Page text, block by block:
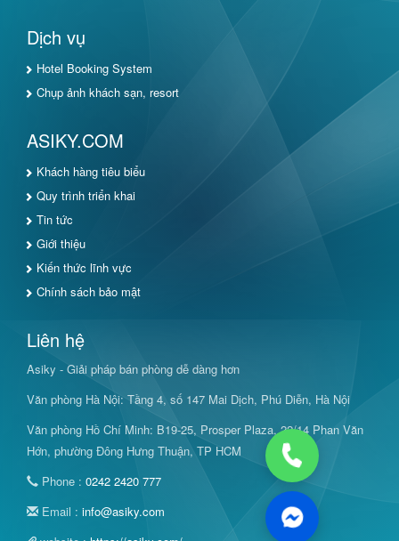
Dịch vụ
Hotel Booking System
Chụp ảnh khách sạn, resort
ASIKY.COM
Khách hàng tiêu biểu
Quy trình triển khai
Tin tức
Giới thiệu
Kiến thức lĩnh vực
Chính sách bảo mật
Liên hệ
Asiky - Giải pháp bán phòng dễ dàng hơn
Văn phòng Hà Nội: Tầng 4, số 147 Mai Dịch, Phú Diễn, Hà Nội
Văn phòng Hồ Chí Minh: B19-25, Prosper Plaza, 22/14 Phan Văn
Hớn, phường Đông Hưng Thuận, TP HCM
Phone : 0242 2420 777
Email : info@asiky.com